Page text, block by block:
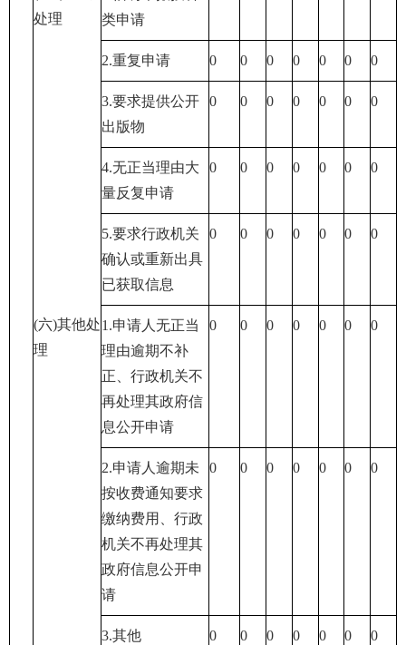
处理
类申请
2.重复申请 0 0 0 0 0 0 0
3.要求提供公开
出版物
0 0 0 0 0 0 0
4.无正当理由大
量反复申请
0 0 0 0 0 0 0
5.要求行政机关
确认或重新出具
已获取信息
0 0 0 0 0 0 0
(六)其他处
理
1.申请人无正当
理由逾期不补
正、行政机关不
再处理其政府信
息公开申请
0 0 0 0 0 0 0
2.申请人逾期未
按收费通知要求
缴纳费用、行政
机关不再处理其
政府信息公开申
请
0 0 0 0 0 0 0
3.其他 0 0 0 0 0 0 0